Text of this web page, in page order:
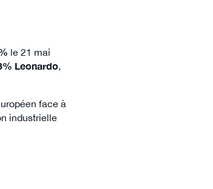
le 21 mai
Leonardo,
face à
industrielle